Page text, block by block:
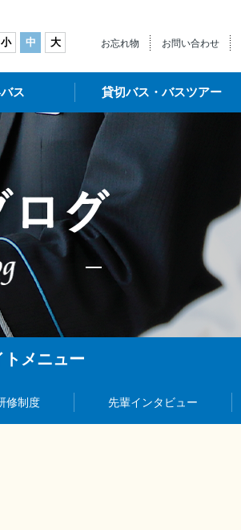
小 中 大 お忘れ物 お問い合わせ
ス 貸切バス・バスツアー
メニュー
修制度 先輩インタビュー